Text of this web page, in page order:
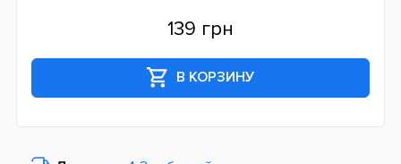
139 грн
В КОРЗИНУ